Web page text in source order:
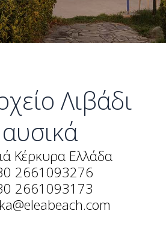
Λιβάδι
Κέρκυρα Ελλάδα
2661093276
2661093173